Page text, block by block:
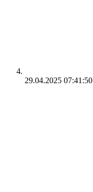
29.04.2025 07:41:50